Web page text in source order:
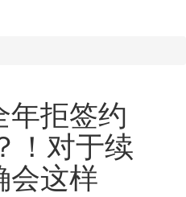
年拒签约
！对于续
会这样